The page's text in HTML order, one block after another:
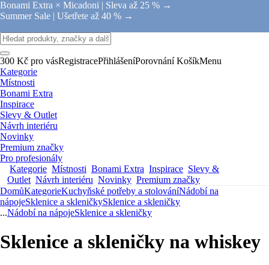
Bonami Extra × Micadoni | Sleva až 25 % →
Summer Sale | Ušetřete až 40 % →
300 Kč pro vásRegistracePřihlášeníPorovnání KošíkMenu
Kategorie
Místnosti
Bonami Extra
Inspirace
Slevy & Outlet
Návrh interiéru
Novinky
Premium značky
Pro profesionály
Kategorie Místnosti Bonami Extra Inspirace Slevy &
Outlet Návrh interiéru Novinky Premium značky
DomůKategorieKuchyňské potřeby a stolováníNádobí na
nápojeSklenice a skleničkySklenice a skleničky
...Nádobí na nápojeSklenice a skleničky
Sklenice a skleničky na whiskey